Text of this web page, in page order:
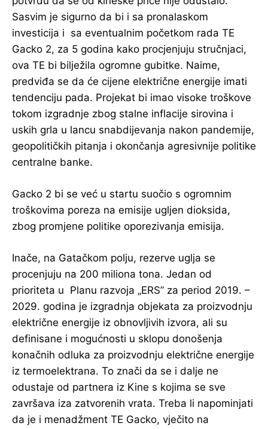
Sasvim je sigurno da bi i sa pronalaskom
investicija i sa eventualnim početkom rada TE
Gacko 2, za 5 godina kako procjenjuju stručnjaci,
ova TE bi bilježila ogromne gubitke. Naime,
predviđa se da će cijene električne energije imati
tendenciju pada. Projekat bi imao visoke troškove
tokom izgradnje zbog stalne inflacije sirovina i
uskih grla u lancu snabdijevanja nakon pandemije,
geopolitičkih pitanja i okončanja agresivnije politike
centralne banke.
Gacko 2 bi se već u startu suočio s ogromnim
troškovima poreza na emisije ugljen dioksida,
zbog promjene politike oporezivanja emisija.
Inače, na Gatačkom polju, rezerve uglja se
procenjuju na 200 miliona tona. Jedan od
prioriteta u Planu razvoja „ERS” za period 2019. –
2029. godina je izgradnja objekata za proizvodnju
električne energije iz obnovljivih izvora, ali su
definisane i mogućnosti u sklopu donošenja
konačnih odluka za proizvodnju električne energije
iz termoelektrana. To znači da se i dalje ne
odustaje od partnera iz Kine s kojima se sve
završava iza zatvorenih vrata. Treba li napominjati
da je i menadžment TE Gacko, vječito na